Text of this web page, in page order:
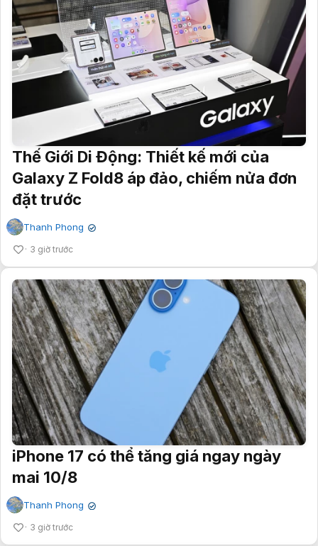
Thế Giới Di Động: Thiết kế mới của
Galaxy Z Fold8 áp đảo, chiếm nửa đơn
đặt trước
Thanh Phong ✔
3 giờ trước
iPhone 17 có thể tăng giá ngay ngày
mai 10/8
Thanh Phong ✔
3 giờ trước